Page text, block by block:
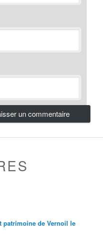
patrimoine de Vernoil le